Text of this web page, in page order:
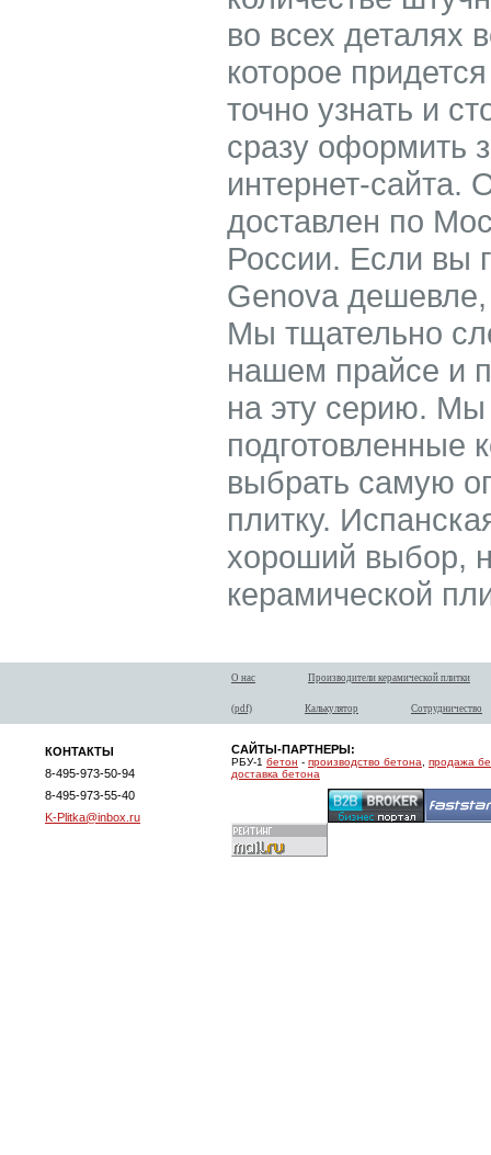
во всех деталях
которое
точно узнать и
сразу оформить
интернет-сайта.
доставлен по
России. Если вы
Genova
Мы тщательно
нашем прайсе и
на эту серию.
подготовленные
выбрать самую
плитку.
хороший выбор,
керамической
О нас Производители керамической плитки
(pdf) Калькулятор Сотрудничество
КОНТАКТЫ
8-495-973-50-94
8-495-973-55-40
K-Plitka@inbox.ru
САЙТЫ-ПАРТНЕРЫ:
РБУ-1 бетон - производство бетона
продажа
доставка бетона